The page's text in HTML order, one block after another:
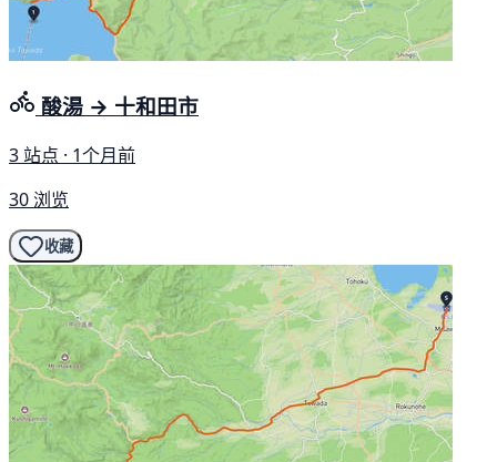
酸湯 → 十和田市
3 站点 · 1个月前
30 浏览
收藏